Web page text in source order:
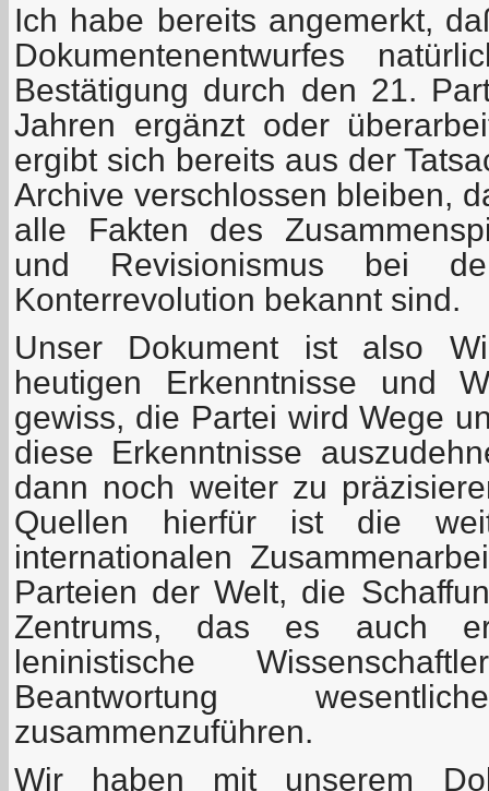
Ich habe bereits angemerkt,
Dokumentenentwurfes
Bestätigung durch den 21.
Jahren ergänzt oder
ergibt sich bereits aus der
Archive verschlossen bleiben,
alle Fakten des
und Revisionismus bei
Konterrevolution bekannt sind.
Unser Dokument ist also
heutigen Erkenntnisse und
gewiss, die Partei wird Wege
diese Erkenntnisse
dann noch weiter zu
Quellen hierfür ist die
internationalen
Parteien der Welt, die
Zentrums, das es auch
leninistische
Beantwortung
zusammenzuführen.
Wir haben mit unserem